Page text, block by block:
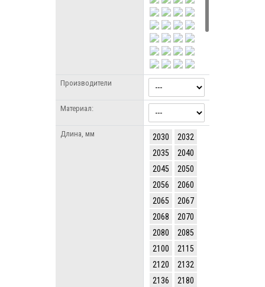
Производители
Материал:
Длина, мм 2030
2032
2035
2040
2045
2050
2056
2060
2065
2067
2068
2070
2080
2085
2100
2115
2120
2132
2136
2180